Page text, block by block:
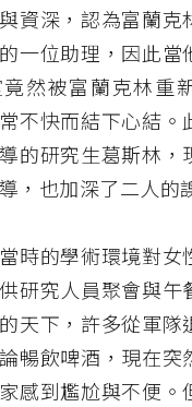
資深，認為富蘭克
一位助理，因此當
然被富蘭克林重
不快而結下心結。
的研究生葛斯林，
，也加深了二人的
時的學術環境對女
研究人員聚會與午
天下，許多從軍隊
暢飲啤酒，現在突
感到尷尬與不便。